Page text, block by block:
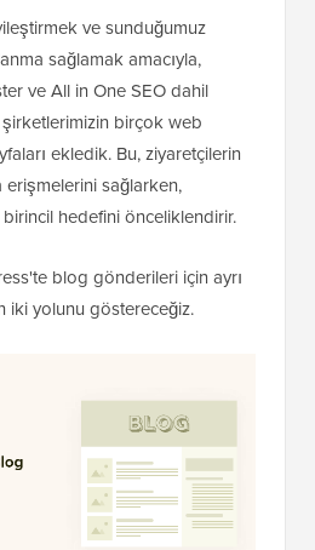
ve sunduğumuz
sağlamak amacıyla,
ve All in One SEO dahil
birçok web
ekledik. Bu, ziyaretçilerin
sağlarken,
hedefini önceliklendirir.
blog gönderileri için ayrı
iki yolunu göstereceğiz.